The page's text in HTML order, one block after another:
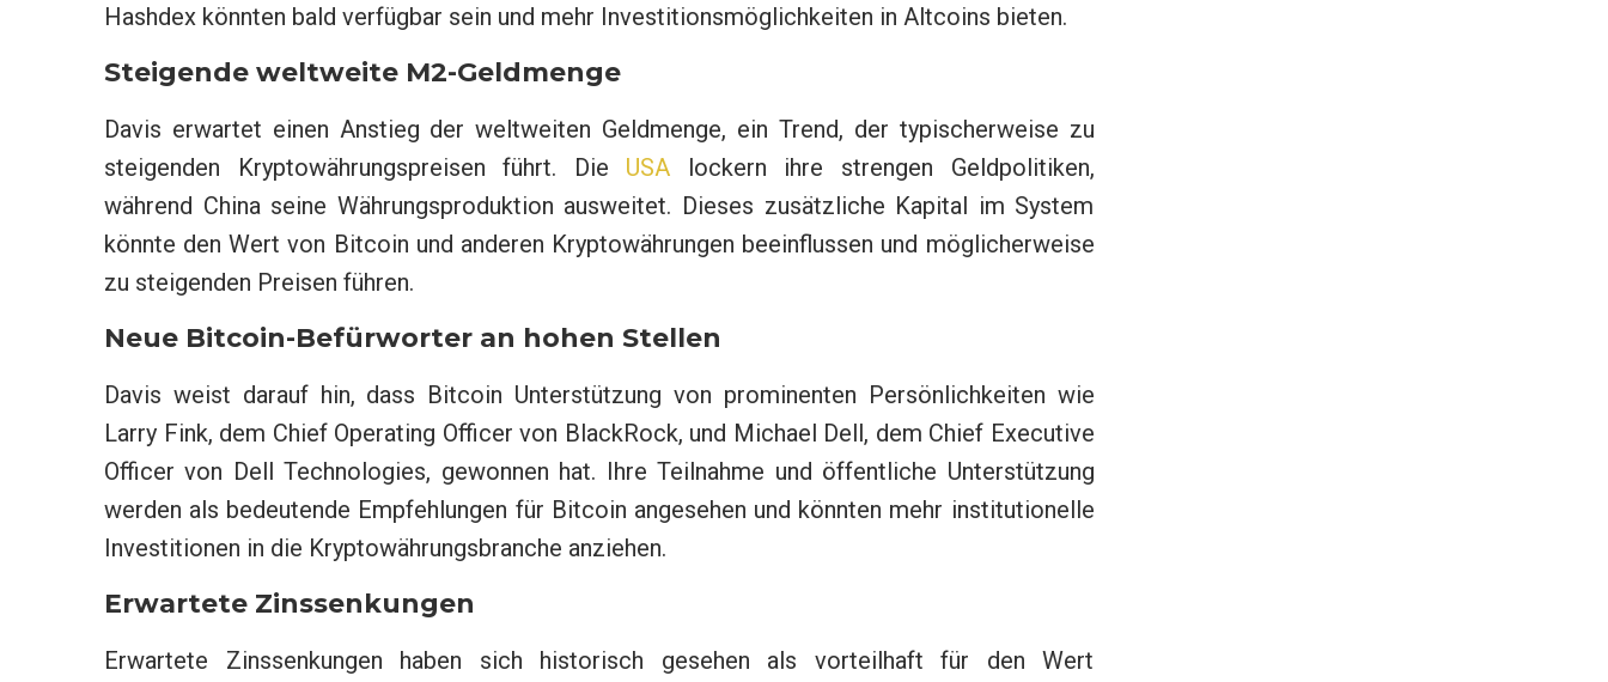
Hashdex könnten bald verfügbar sein und mehr Investitionsmöglichkeiten in Altcoins bieten.
Steigende weltweite M2-Geldmenge
Davis erwartet einen Anstieg der weltweiten Geldmenge, ein Trend, der typischerweise zu
steigenden Kryptowährungspreisen führt. Die USA lockern ihre strengen Geldpolitiken,
während China seine Währungsproduktion ausweitet. Dieses zusätzliche Kapital im System
könnte den Wert von Bitcoin und anderen Kryptowährungen beeinflussen und möglicherweise
zu steigenden Preisen führen.
Neue Bitcoin-Befürworter an hohen Stellen
Davis weist darauf hin, dass Bitcoin Unterstützung von prominenten Persönlichkeiten wie
Larry Fink, dem Chief Operating Officer von BlackRock, und Michael Dell, dem Chief Executive
Officer von Dell Technologies, gewonnen hat. Ihre Teilnahme und öffentliche Unterstützung
werden als bedeutende Empfehlungen für Bitcoin angesehen und könnten mehr institutionelle
Investitionen in die Kryptowährungsbranche anziehen.
Erwartete Zinssenkungen
Erwartete Zinssenkungen haben sich historisch gesehen als vorteilhaft für den Wert